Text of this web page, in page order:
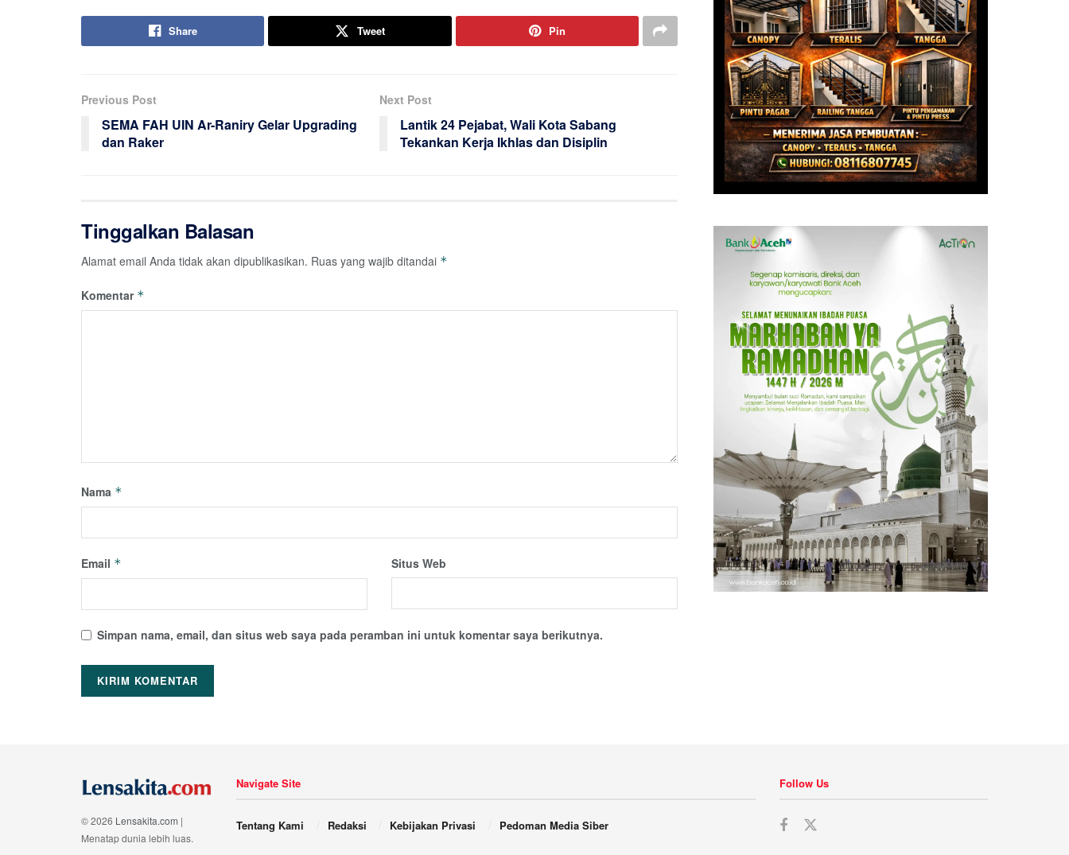
Share Tweet Pin
Previous Post
SEMA FAH UIN Ar-Raniry Gelar Upgrading
dan Raker
Next Post
Lantik 24 Pejabat, Wali Kota Sabang
Tekankan Kerja Ikhlas dan Disiplin
Tinggalkan Balasan
Alamat email Anda tidak akan dipublikasikan. Ruas yang wajib ditandai *
Komentar *
Nama *
Email * Situs Web
Simpan nama, email, dan situs web saya pada peramban ini untuk komentar saya berikutnya.
© 2026 Lensakita.com |
Menatap dunia lebih luas.
Navigate Site
Tentang Kami Redaksi Kebijakan Privasi Pedoman Media Siber
Follow Us